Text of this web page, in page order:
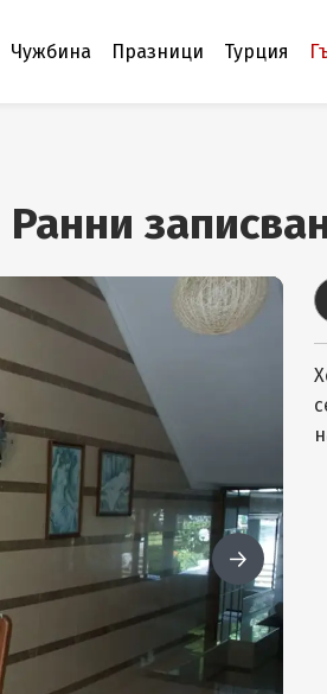
Чужбина Празници Турция